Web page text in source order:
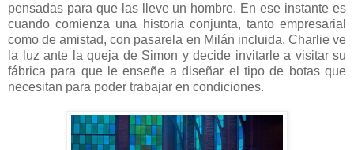
pensadas para que las lleve un hombre. En ese instante es
cuando comienza una historia conjunta, tanto empresarial
como de amistad, con pasarela en Milán incluida. Charlie ve
la luz ante la queja de Simon y decide invitarle a visitar su
fábrica para que le enseñe a diseñar el tipo de botas que
necesitan para poder trabajar en condiciones.